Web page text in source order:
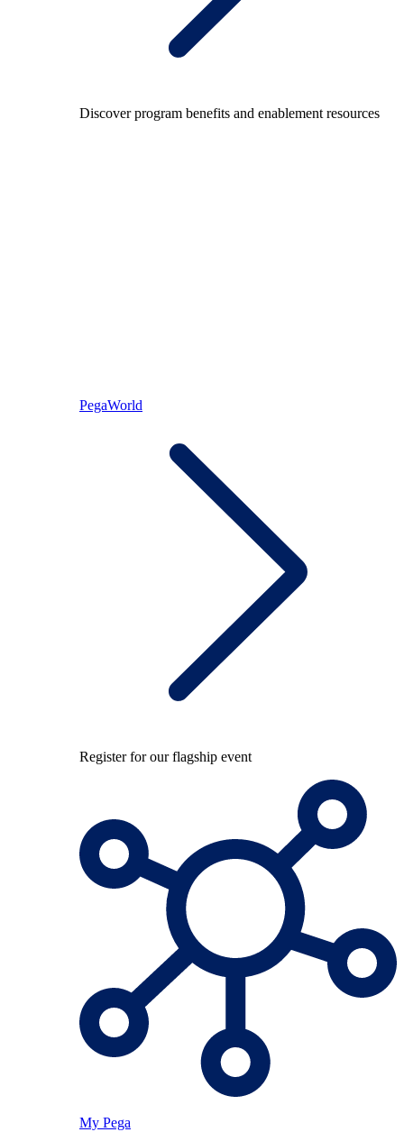
Discover program benefits and enablement resources
PegaWorld
Register for our flagship event
My Pega